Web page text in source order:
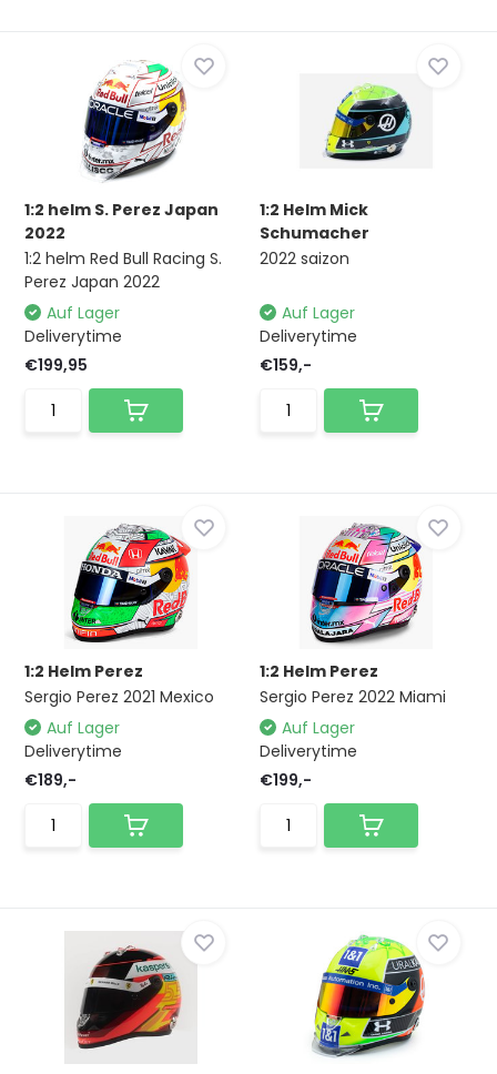
1:2 helm S. Perez Japan
2022
1:2 helm Red Bull Racing S.
Perez Japan 2022
Auf Lager
Deliverytime
€199,95
1:2 Helm Mick
Schumacher
2022 saizon
Auf Lager
Deliverytime
€159,-
1:2 Helm Perez
Sergio Perez 2021 Mexico
Auf Lager
Deliverytime
€189,-
1:2 Helm Perez
Sergio Perez 2022 Miami
Auf Lager
Deliverytime
€199,-